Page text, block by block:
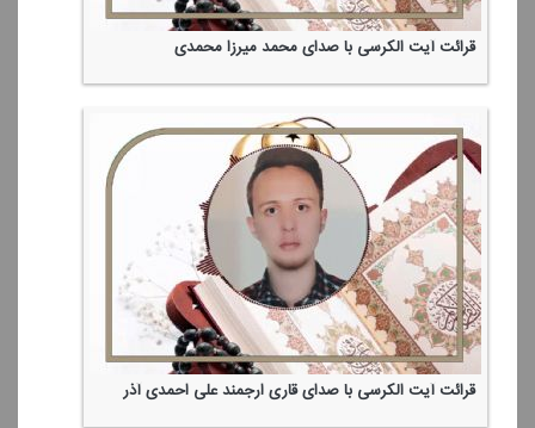
قرائت آیت الكرسی با صدای محمد میرزا محمدی
قرائت آیت الكرسی با صدای قاری ارجمند علی احمدی آذر